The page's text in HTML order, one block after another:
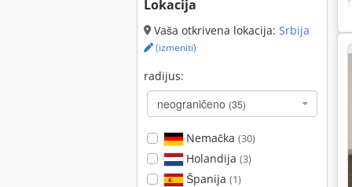
Lokacija
Vaša otkrivena lokacija: Srbija
(izmeniti)
radijus:
neograničeno (35)
Nemačka (30)
Holandija (3)
Španija (1)